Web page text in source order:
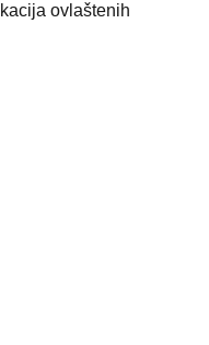
ovlaštenih